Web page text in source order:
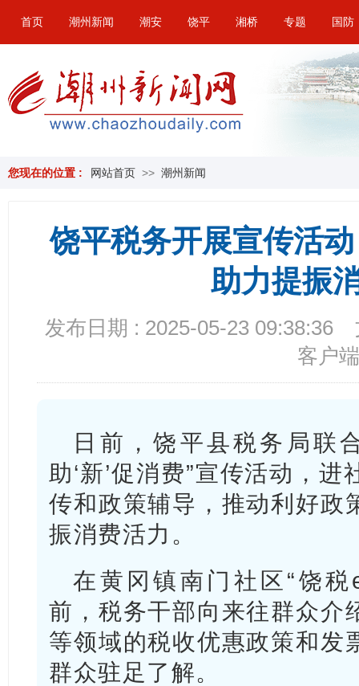
首页 潮州新闻 潮安 饶平 湘桥 专题 国防
您现在的位置 : 网站首页 >> 潮州新闻
饶平税务开展宣传活
助力提振
发布日期 : 2025-05-23 09:38:36
客户端
日前，饶平县税务局联
助‘新’促消费”宣传活动，
传和政策辅导，推动利好政
振消费活力。
在黄冈镇南门社区“饶
前，税务干部向来往群众介
等领域的税收优惠政策和发
群众驻足了解。